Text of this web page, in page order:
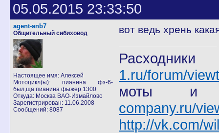
05.05.2015 23:33:50
agent-anb7
Общительный сибиховод
Настоящее имя: Алексей
Мотоцикл(ы): пианина фз-6-
был,ща пианина фыжер 1300
Откуда: Москва ВАО-Измайлово
Зарегистрирован: 11.06.2008
Сообщений: 8087
вот ведь хрень
1.ru/forum/
company.ru/
http://vk.com/